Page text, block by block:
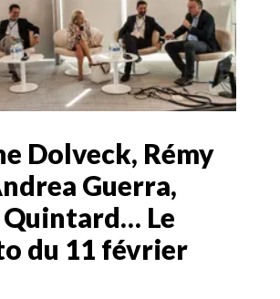
Dolveck, Rémy
Guerra,
Le
du 11 février